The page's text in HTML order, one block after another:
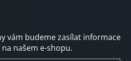
vám budeme zasílat informace
našem e-shopu.